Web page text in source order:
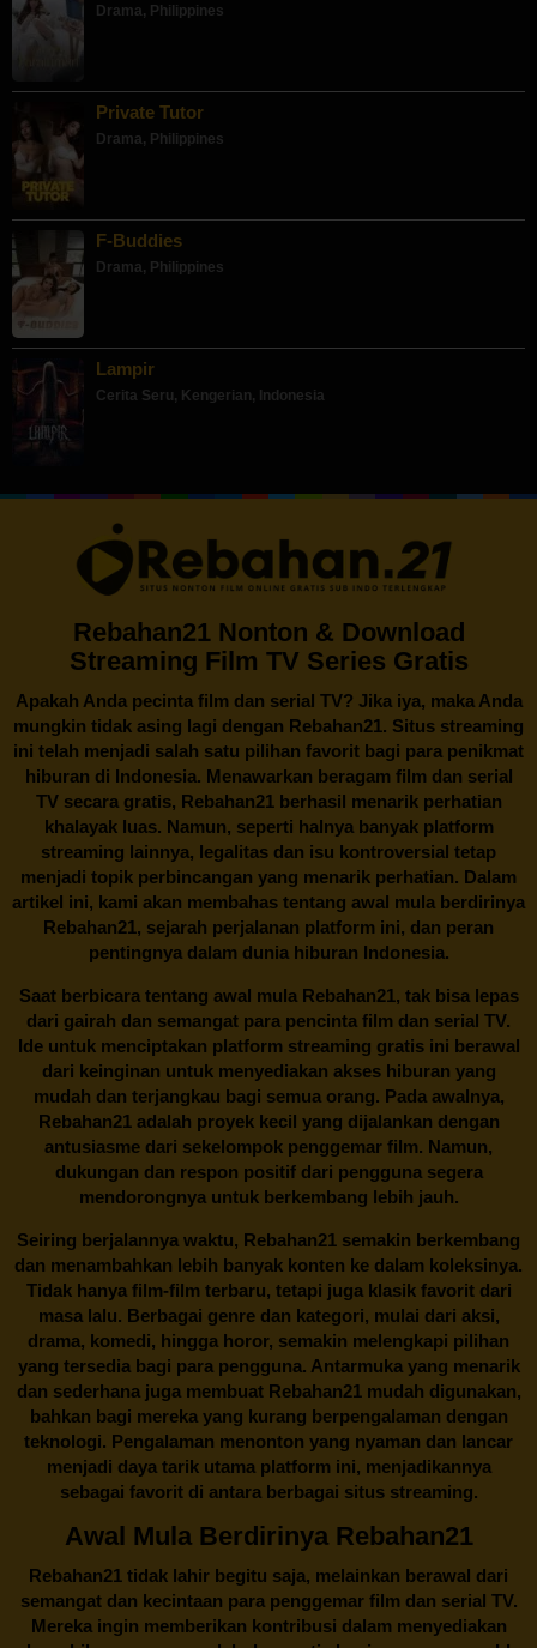
Drama, Philippines
Private Tutor
Drama, Philippines
F-Buddies
Drama, Philippines
Lampir
Cerita Seru, Kengerian, Indonesia
Rebahan21 Nonton & Download
Streaming Film TV Series Gratis
Apakah Anda pecinta film dan serial TV? Jika iya, maka Anda
mungkin tidak asing lagi dengan Rebahan21. Situs streaming
ini telah menjadi salah satu pilihan favorit bagi para penikmat
hiburan di Indonesia. Menawarkan beragam film dan serial
TV secara gratis, Rebahan21berhasil menarik perhatian
khalayak luas. Namun, seperti halnya banyak platform
streaming lainnya, legalitas dan isu kontroversial tetap
menjadi topik perbincangan yang menarik perhatian. Dalam
artikel ini, kami akan membahas tentang awal mula berdirinya
Rebahan21, sejarah perjalanan platform ini, dan peran
pentingnya dalam dunia hiburan Indonesia.
Saat berbicara tentang awal mula Rebahan21, tak bisa lepas
dari gairah dan semangat para pencinta film dan serial TV.
Ide untuk menciptakan platform streaming gratis ini berawal
dari keinginan untuk menyediakan akses hiburan yang
mudah dan terjangkau bagi semua orang. Pada awalnya,
Rebahan21 adalah proyek kecil yang dijalankan dengan
antusiasme dari sekelompok penggemar film. Namun,
dukungan dan respon positif dari pengguna segera
mendorongnya untuk berkembang lebih jauh.
Seiring berjalannya waktu, Rebahan21 semakin berkembang
dan menambahkan lebih banyak konten ke dalam koleksinya.
Tidak hanya film-film terbaru, tetapi juga klasik favorit dari
masa lalu. Berbagai genre dan kategori, mulai dari aksi,
drama, komedi, hingga horor, semakin melengkapi pilihan
yang tersedia bagi para pengguna. Antarmuka yang menarik
dan sederhana juga membuatRebahan21mudah digunakan,
bahkan bagi mereka yang kurang berpengalaman dengan
teknologi. Pengalaman menonton yang nyaman dan lancar
menjadi daya tarik utama platform ini, menjadikannya
sebagai favorit di antara berbagai situs streaming.
Awal Mula Berdirinya Rebahan21
Rebahan21 tidak lahir begitu saja, melainkan berawal dari
semangat dan kecintaan para penggemar film dan serial TV.
Mereka ingin memberikan kontribusi dalam menyediakan